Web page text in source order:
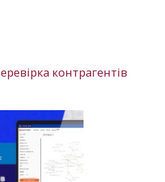
контрагентів